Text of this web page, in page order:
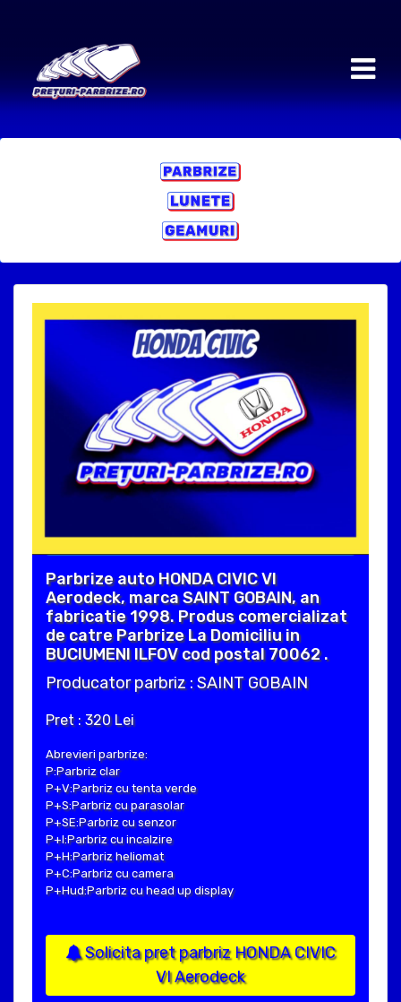
Parbrize auto HONDA CIVIC VI
Aerodeck, marca SAINT GOBAIN, an
fabricatie 1998. Produs comercializat
de catre Parbrize La Domiciliu in
BUCIUMENI ILFOV cod postal 70062 .
Producator parbriz : SAINT GOBAIN
Pret : 320 Lei
Abrevieri parbrize:
P:Parbriz clar
P+V:Parbriz cu tenta verde
P+S:Parbriz cu parasolar
P+SE:Parbriz cu senzor
P+I:Parbriz cu incalzire
P+H:Parbriz heliomat
P+C:Parbriz cu camera
P+Hud:Parbriz cu head up display
Solicita pret parbriz HONDA CIVIC
VI Aerodeck